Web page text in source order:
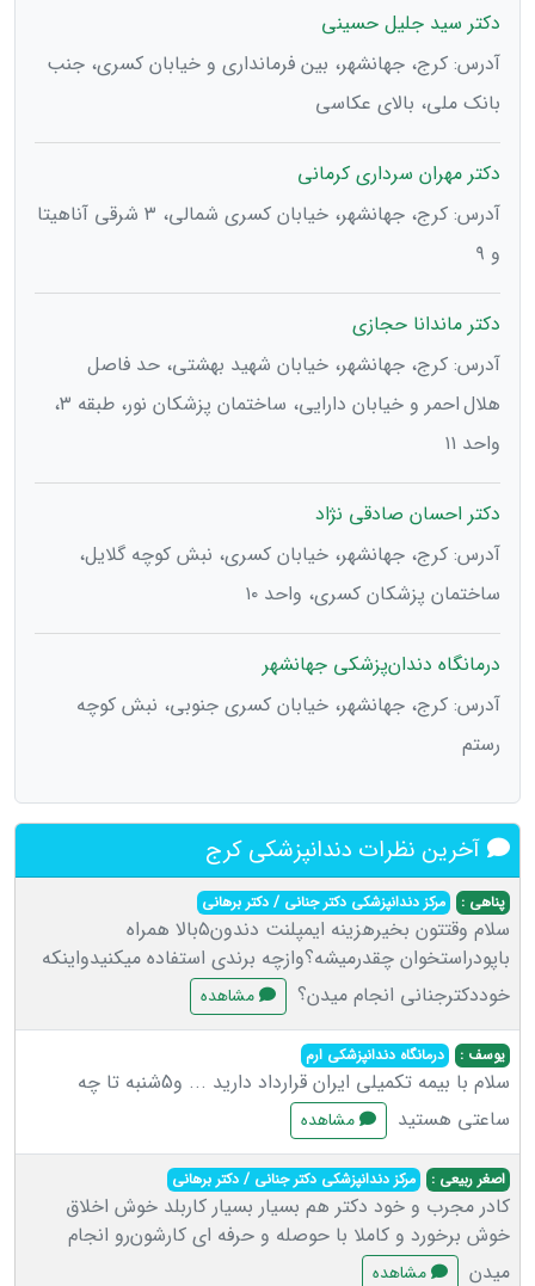
دکتر سید جلیل حسینی
آدرس: کرج، جهانشهر، بین فرمانداری و خیابان کسری، جنب
بانک ملی، بالای عکاسی
دکتر مهران سرداری کرمانی
آدرس: کرج، جهانشهر، خیابان کسری شمالی، ۳ شرقی آناهیتا
و ۹
دکتر ماندانا حجازی
آدرس: کرج، جهانشهر، خیابان شهید بهشتی، حد فاصل
هلال احمر و خیابان دارایی، ساختمان پزشکان نور، طبقه ۳،
واحد ۱۱
دکتر احسان صادقی نژاد
آدرس: کرج، جهانشهر، خیابان کسری، نبش کوچه گلایل،
ساختمان پزشکان کسری، واحد ۱۰
درمانگاه دندان‌پزشکی جهانشهر
آدرس: کرج، جهانشهر، خیابان کسری جنوبی، نبش کوچه
رستم
آخرین نظرات دندانپزشکی کرج
پناهی : مرکز دندانپزشکی دکتر جنانی / دکتر برهانی
سلام وقتتون بخیرهزینه ایمپلنت دندون۵بالا همراه
باپودراستخوان چقدرمیشه؟وازچه برندی استفاده میکنیدواینکه
خوددکترجنانی انجام میدن؟
مشاهده
یوسف : درمانگاه دندانپزشکی ارم
سلام با بیمه تکمیلی ایران قرارداد دارید ... و5شنبه تا چه
ساعتی هستید
مشاهده
اصغر ربیعی : مرکز دندانپزشکی دکتر جنانی / دکتر برهانی
کادر مجرب و خود دکتر هم بسیار بسیار کاربلد خوش اخلاق
خوش برخورد و کاملا با حوصله و حرفه ای کارشون‌رو انجام
میدن
مشاهده